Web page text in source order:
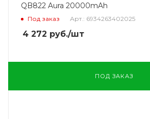
QB822 Aura 20000mAh
Под заказ Арт.: 6934263402025
4 272 руб./шт
ПОД ЗАКАЗ